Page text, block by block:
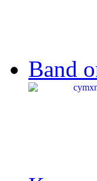
Band